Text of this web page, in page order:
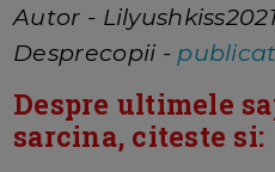
Autor -
Desprecopii -
Despre ultimele
sarcina, citeste si: